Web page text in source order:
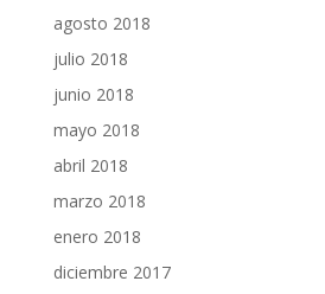
agosto 2018
julio 2018
junio 2018
mayo 2018
abril 2018
marzo 2018
enero 2018
diciembre 2017